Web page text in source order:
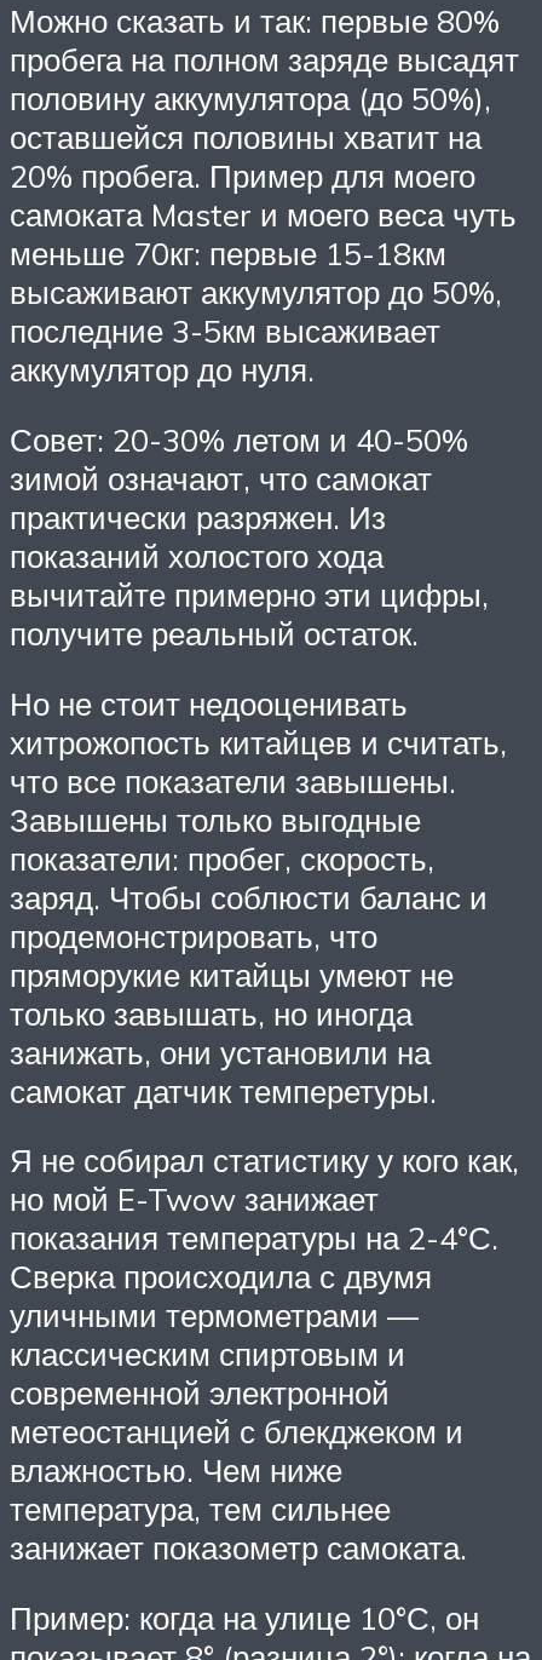
Можно сказать и так: первые 80%
пробега на полном заряде высадят
половину аккумулятора (до 50%),
оставшейся половины хватит на
20% пробега. Пример для моего
самоката Master и моего веса чуть
меньше 70кг: первые 15-18км
высаживают аккумулятор до 50%,
последние 3-5км высаживает
аккумулятор до нуля.
Совет: 20-30% летом и 40-50%
зимой означают, что самокат
практически разряжен. Из
показаний холостого хода
вычитайте примерно эти цифры,
получите реальный остаток.
Но не стоит недооценивать
хитрожопость китайцев и считать,
что все показатели завышены.
Завышены только выгодные
показатели: пробег, скорость,
заряд. Чтобы соблюсти баланс и
продемонстрировать, что
пряморукие китайцы умеют не
только завышать, но иногда
занижать, они установили на
самокат датчик темперетуры.
Я не собирал статистику у кого как,
но мой E-Twow занижает
показания температуры на 2-4°С.
Сверка происходила с двумя
уличными термометрами —
классическим спиртовым и
современной электронной
метеостанцией с блекджеком и
влажностью. Чем ниже
температура, тем сильнее
занижает показометр самоката.
Пример: когда на улице 10°С, он